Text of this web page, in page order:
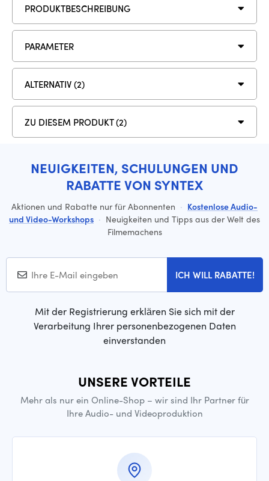
PRODUKTBESCHREIBUNG
PARAMETER
ALTERNATIV (2)
ZU DIESEM PRODUKT (2)
NEUIGKEITEN, SCHULUNGEN UND
RABATTE VON SYNTEX
Aktionen und Rabatte nur für Abonnenten · Kostenlose Audio-
und Video-Workshops · Neuigkeiten und Tipps aus der Welt des
Filmemachens
ICH WILL RABATTE!
Mit der Registrierung erklären Sie sich mit der
Verarbeitung Ihrer personenbezogenen Daten
einverstanden
UNSERE VORTEILE
Mehr als nur ein Online-Shop – wir sind Ihr Partner für
Ihre Audio- und Videoproduktion